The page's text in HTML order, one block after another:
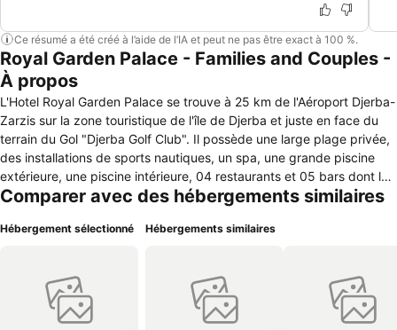
Ce résumé a été créé à l’aide de l’IA et peut ne pas être exact à 100 %.
Royal Garden Palace - Families and Couples -
À propos
L'Hotel Royal Garden Palace se trouve à 25 km de l'Aéroport Djerba-
Zarzis sur la zone touristique de l'île de Djerba et juste en face du
terrain du Gol "Djerba Golf Club". Il possède une large plage privée,
des installations de sports nautiques, un spa, une grande piscine
extérieure, une piscine intérieure, 04 restaurants et 05 bars dont le
plus fameux s'appelle "Maya Beach bar", un parking privé gratuit
plat. Certaines comprennent un coin salon où vous pourrez vous
salles de bains sont pourvues de peignoirs et d'articles de toilette
offerts. L'Hotel Royal Garden Palace comporte une connexion Wi-Fi
Comparer avec des hébergements similaires
Hébergement sélectionné Hébergements similaires